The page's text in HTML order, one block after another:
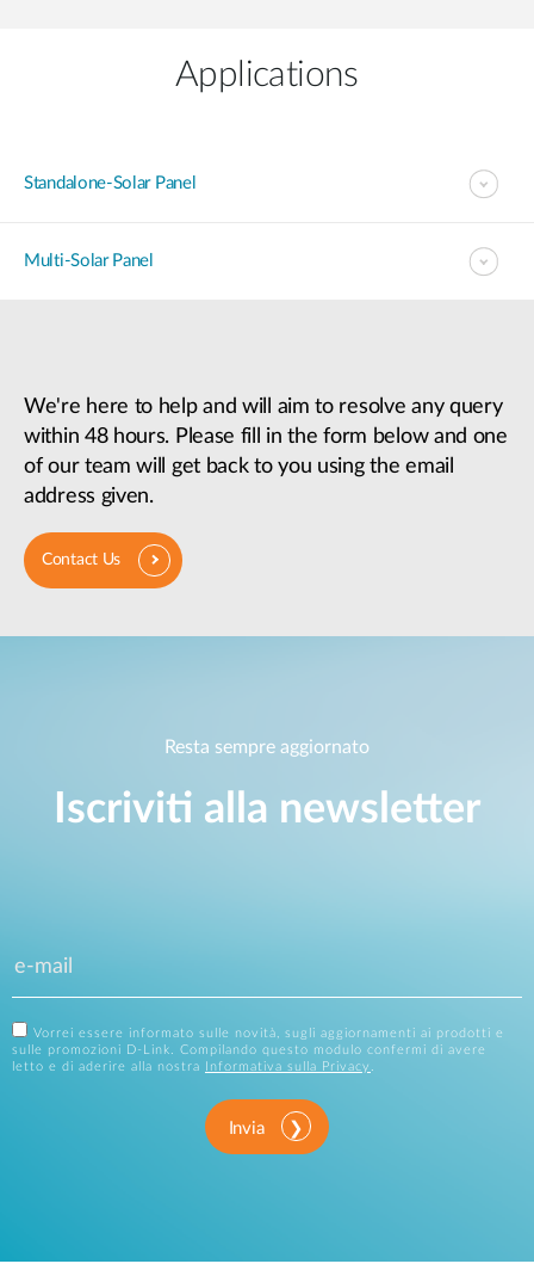
Applications
Standalone-Solar Panel
Multi-Solar Panel
We're here to help and will aim to resolve any query
within 48 hours. Please fill in the form below and one
of our team will get back to you using the email
address given.
Contact Us
Resta sempre aggiornato
Iscriviti alla newsletter
Vorrei essere informato sulle novità, sugli aggiornamenti ai prodotti e
sulle promozioni D-Link. Compilando questo modulo confermi di avere
letto e di aderire alla nostra
Informativa sulla Privacy
Invia